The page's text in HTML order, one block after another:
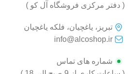
( دفتر مرکزی فروشگاه آل کو )
تبریز، یاغچیان، فلکه یاغچیان
info@alcoshop.ir
شماره های تماس